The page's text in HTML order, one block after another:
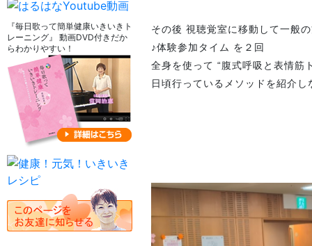
その後 視聴覚室に移動して一般
♪体験参加タイム を２回
全身を使って “腹式呼吸と表情筋
日頃行っているメソッドを紹介し
『毎日歌って簡単健康いきいきト
レーニング』 動画DVD付きだか
らわかりやすい！